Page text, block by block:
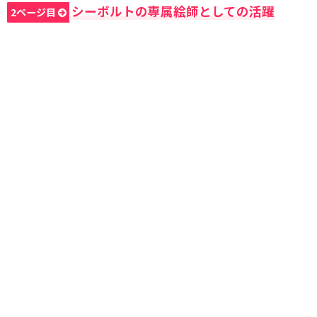
2ページ目 シーボルトの専属絵師としての活躍